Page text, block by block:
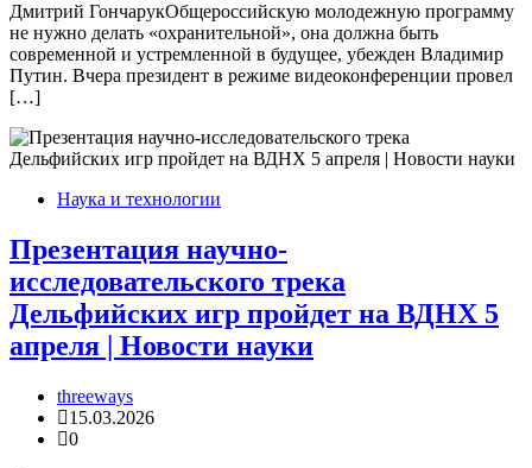
Дмитрий ГончарукОбщероссийскую молодежную программу
не нужно делать «охранительной», она должна быть
современной и устремленной в будущее, убежден Владимир
Путин. Вчера президент в режиме видеоконференции провел
[…]
Наука и технологии
Презентация научно-
исследовательского трека
Дельфийских игр пройдет на ВДНХ 5
апреля | Новости науки
threeways
15.03.2026
0